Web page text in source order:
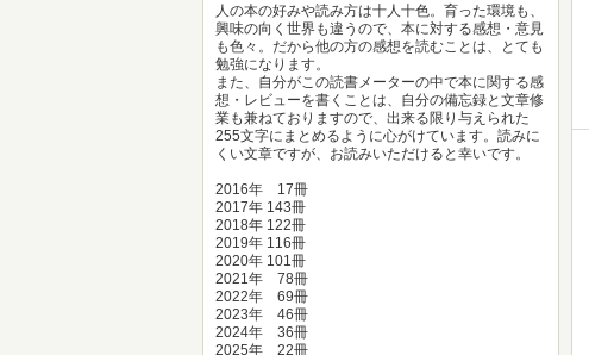
人の本の好みや読み方は十人十色。育った環境も、
興味の向く世界も違うので、本に対する感想・意見
も色々。だから他の方の感想を読むことは、とても
勉強になります。
また、自分がこの読書メーターの中で本に関する感
想・レビューを書くことは、自分の備忘録と文章修
業も兼ねておりますので、出来る限り与えられた
255文字にまとめるように心がけています。読みに
くい文章ですが、お読みいただけると幸いです。
2016年 17冊
2017年 143冊
2018年 122冊
2019年 116冊
2020年 101冊
2021年 78冊
2022年 69冊
2023年 46冊
2024年 36冊
2025年 22冊